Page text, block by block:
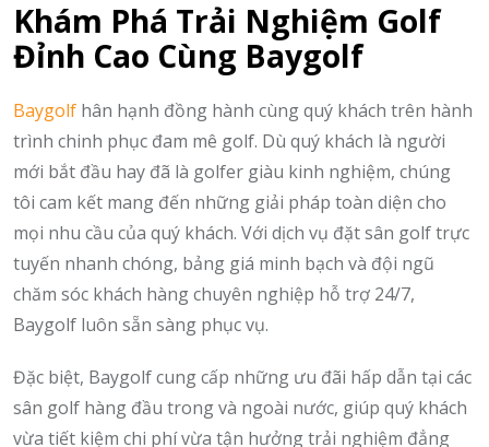
Khám Phá Trải Nghiệm Golf
Đỉnh Cao Cùng Baygolf
Baygolf hân hạnh đồng hành cùng quý khách trên hành
trình chinh phục đam mê golf. Dù quý khách là người
mới bắt đầu hay đã là golfer giàu kinh nghiệm, chúng
tôi cam kết mang đến những giải pháp toàn diện cho
mọi nhu cầu của quý khách. Với dịch vụ đặt sân golf trực
tuyến nhanh chóng, bảng giá minh bạch và đội ngũ
chăm sóc khách hàng chuyên nghiệp hỗ trợ 24/7,
Baygolf luôn sẵn sàng phục vụ.
Đặc biệt, Baygolf cung cấp những ưu đãi hấp dẫn tại các
sân golf hàng đầu trong và ngoài nước, giúp quý khách
vừa tiết kiệm chi phí vừa tận hưởng trải nghiệm đẳng